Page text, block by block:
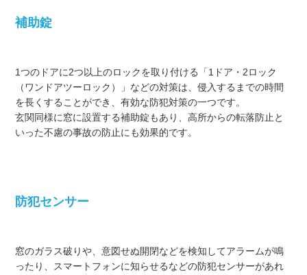
補助錠
1つのドアに2つ以上のロックを取り付ける「1ドア・2ロック
（ワンドアツーロック）」などの対策は、侵入するまでの時間
を長くすることができ、有効な防犯対策の一つです。
玄関同様に窓に設置する補助錠もあり、高所からの転落防止と
いった不慮の事故の防止にも効果的です。
防犯センサー
窓のガラス破りや、意図せぬ開閉などを検知してアラームが鳴
ったり、スマートフォンに知らせるなどの防犯センサーがあれ